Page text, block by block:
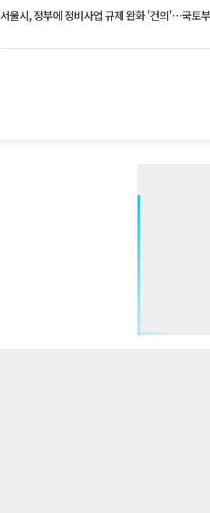
서울시, 정부에 정비사업 규제 완화 '건의'⋯국토